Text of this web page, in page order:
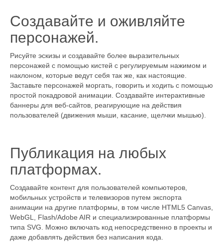
Создавайте и оживляйте
персонажей.
Рисуйте эскизы и создавайте более выразительных
персонажей с помощью кистей с регулируемым нажимом и
наклоном, которые ведут себя так же, как настоящие.
Заставьте персонажей моргать, говорить и ходить с помощью
простой покадровой анимации. Создавайте интерактивные
баннеры для веб-сайтов, реагирующие на действия
пользователей (движения мыши, касание, щелчки мышью).
Публикация на любых
платформах.
Создавайте контент для пользователей компьютеров,
мобильных устройств и телевизоров путем экспорта
анимации на другие платформы, в том числе HTML5 Canvas,
WebGL, Flash/Adobe AIR и специализированные платформы
типа SVG. Можно включать код непосредственно в проекты и
даже добавлять действия без написания кода.